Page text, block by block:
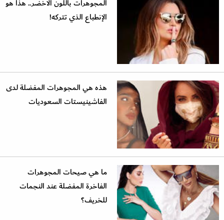
المجوهرات باللون الاخضر.. هذا هو
الإنطباع الذي تتركه!
هذه هي المجوهرات المفضلة لدى
الفاشينيستات السعوديات
ما هي صيحات المجوهرات
الفاخرة المفضلة عند النجمات
للخريف؟